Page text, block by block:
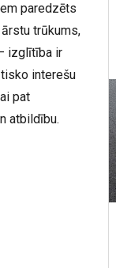
paredzēts
trūkums,
izglītība ir
interešu
pat
atbildību.